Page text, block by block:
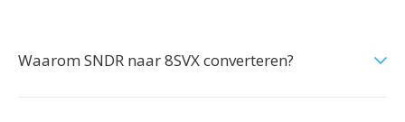
Waarom SNDR naar 8SVX converteren?